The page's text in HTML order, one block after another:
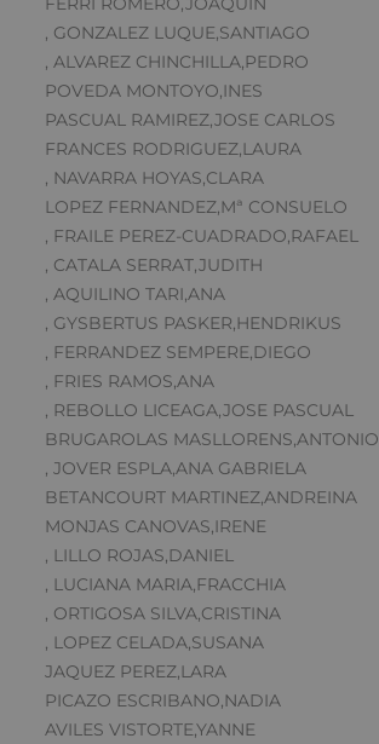
, GONZALEZ LUQUE,SANTIAGO
, ALVAREZ CHINCHILLA,PEDRO
POVEDA MONTOYO,INES
PASCUAL RAMIREZ,JOSE CARLOS
FRANCES RODRIGUEZ,LAURA
, NAVARRA HOYAS,CLARA
LOPEZ FERNANDEZ,Mª CONSUELO
, FRAILE PEREZ-CUADRADO,RAFAEL
, CATALA SERRAT,JUDITH
, AQUILINO TARI,ANA
, GYSBERTUS PASKER,HENDRIKUS
, FERRANDEZ SEMPERE,DIEGO
, FRIES RAMOS,ANA
, REBOLLO LICEAGA,JOSE PASCUAL
BRUGAROLAS MASLLORENS,ANTONIO
, JOVER ESPLA,ANA GABRIELA
BETANCOURT MARTINEZ,ANDREINA
MONJAS CANOVAS,IRENE
, LILLO ROJAS,DANIEL
, LUCIANA MARIA,FRACCHIA
, ORTIGOSA SILVA,CRISTINA
, LOPEZ CELADA,SUSANA
JAQUEZ PEREZ,LARA
PICAZO ESCRIBANO,NADIA
AVILES VISTORTE,YANNE